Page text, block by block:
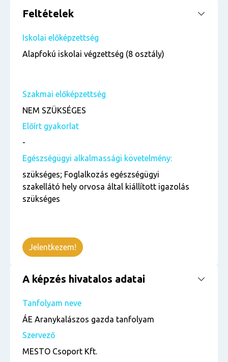
Feltételek
Iskolai előképzettség
Alapfokú iskolai végzettség (8 osztály)
Szakmai előképzettség
NEM SZÜKSÉGES
Előírt gyakorlat
-
Egészségügyi alkalmassági követelmény:
szükséges; Foglalkozás egészségügyi
szakellátó hely orvosa által kiállított igazolás
szükséges
Jelentkezem!
A képzés hivatalos adatai
Tanfolyam neve
ÁE Aranykalászos gazda tanfolyam
Szervező
MESTO Csoport Kft.